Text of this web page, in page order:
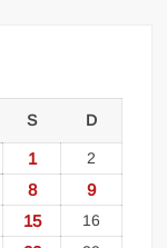
S D
1 2
8
9
15 16